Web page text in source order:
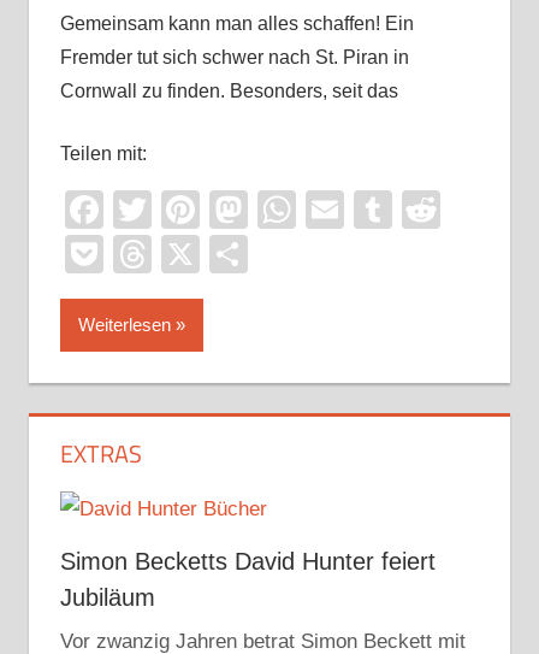
Gemeinsam kann man alles schaffen! Ein
Fremder tut sich schwer nach St. Piran in
Cornwall zu finden. Besonders, seit das
Teilen mit:
Facebook
TwitterPinterest
Mastodon
WhatsApp
EmailTumblr
PocketThreads
X
Weiterlesen
EXTRAS
Simon Becketts David Hunter feiert
Jubiläum
Vor zwanzig Jahren betrat Simon Beckett mit